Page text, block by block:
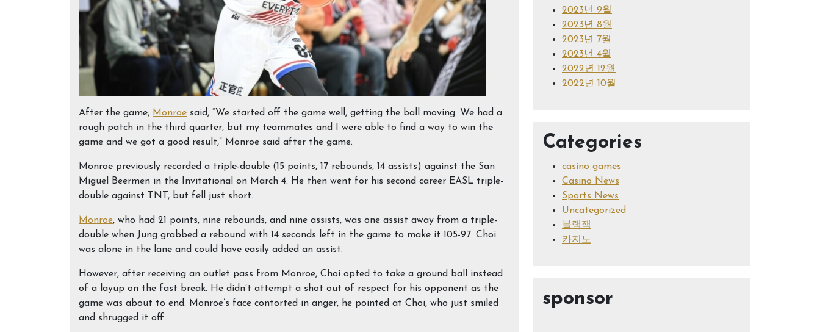
After the game, Monroe said, “We started off the game well, getting the ball moving. We had a
rough patch in the third quarter, but my teammates and I were able to find a way to win the
game and we got a good result,” Monroe said after the game.
Monroe previously recorded a triple-double (15 points, 17 rebounds, 14 assists) against the San
Miguel Beermen in the Invitational on March 4. He then went for his second career EASL triple-
double against TNT, but fell just short.
Monroe, who had 21 points, nine rebounds, and nine assists, was one assist away from a triple-
double when Jung grabbed a rebound with 14 seconds left in the game to make it 105-97. Choi
was alone in the lane and could have easily added an assist.
However, after receiving an outlet pass from Monroe, Choi opted to take a ground ball instead
of a layup on the fast break. He didn’t attempt a shot out of respect for his opponent as the
game was about to end. Monroe’s face contorted in anger, he pointed at Choi, who just smiled
and shrugged it off.
2023년 9월
2023년 8월
2023년 7월
2023년 4월
2022년 12월
2022년 10월
Categories
casino games
Casino News
Sports News
Uncategorized
블랙잭
카지노
sponsor